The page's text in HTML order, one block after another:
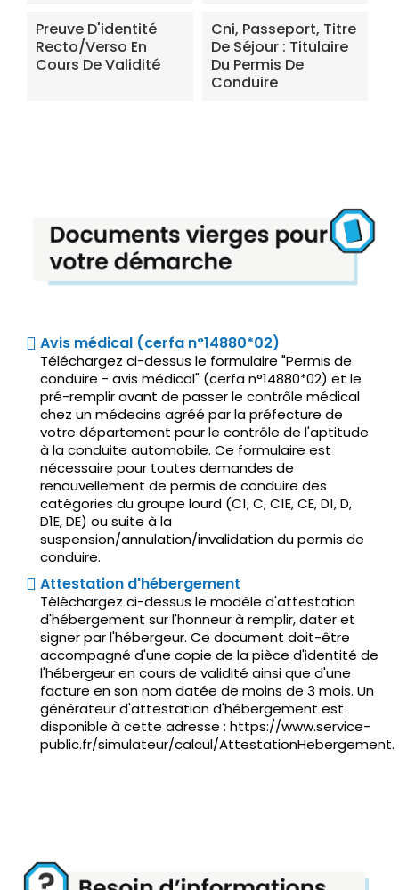
Preuve D'identité
Recto/verso En
Cours De Validité
Cni, Passeport, Titre
De Séjour : Titulaire
Du Permis De
Conduire
Avis médical (cerfa n°14880*02)
Téléchargez ci-dessus le formulaire "Permis de
conduire - avis médical" (cerfa n°14880*02) et le
pré-remplir avant de passer le contrôle médical
chez un médecins agréé par la préfecture de
votre département pour le contrôle de l'aptitude
à la conduite automobile. Ce formulaire est
nécessaire pour toutes demandes de
renouvellement de permis de conduire des
catégories du groupe lourd (C1, C, C1E, CE, D1, D,
D1E, DE) ou suite à la
suspension/annulation/invalidation du permis de
conduire.
Attestation d'hébergement
Téléchargez ci-dessus le modèle d'attestation
d'hébergement sur l'honneur à remplir, dater et
signer par l'hébergeur. Ce document doit-être
accompagné d'une copie de la pièce d'identité de
l'hébergeur en cours de validité ainsi que d'une
facture en son nom datée de moins de 3 mois. Un
générateur d'attestation d'hébergement est
disponible à cette adresse : https://www.service-
public.fr/simulateur/calcul/AttestationHebergement.